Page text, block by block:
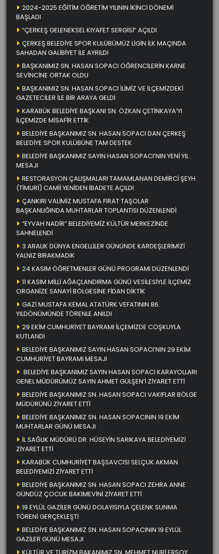
2024-2025 EĞİTİM ÖĞRETİM YILININ İKİNCİ DÖNEMİ
BAŞLADI
“ÇERKEŞ GELENEKSEL KIYAFET SERGİSİ” AÇILDI
ÇERKEŞ BELEDİYE SPOR KULÜBÜMÜZ LİGİN İLK MAÇINDA
SAHADAN GALİBİYET İLE AYRILDI
BAŞKANIMIZ SN. HASAN SOPACI ÖĞRENCİLERİN KARNE
SEVİNCİNE ORTAK OLDU
BAŞKANIMIZ SN. HASAN SOPACI İLİMİZ VE İLÇEMİZDEKİ
GAZETECİLER İLE BİR ARAYA GELDİ
KARABÜK BELEDİYE BAŞKANI SN. ÖZKAN ÇETİNKAYA’YI
İLÇEMİZDE MİSAFİR ETTİK
BELEDİYE BAŞKANIMIZ SN. HASAN SOPACI DAN ÇERKEŞ
BELEDİYE SPOR KULÜBÜNE TAM DESTEK
BELEDİYE BAŞKANIMIZ SAYIN HASAN SOPACI’NIN YENİ YIL
MESAJI
RESTORASYON ÇALIŞMALARI TAMAMLANAN DEMİRCİ ŞEYH
(TİMURİ) CAMİİ YENİDEN İBADETE AÇILDI
ÇANKIRI VALİMİZ MUSTAFA FIRAT TAŞOLAR
BAŞKANLIĞINDA MUHTARLAR TOPLANTISI DÜZENLENDİ
“EYVAH NADİR” BELEDİYEMİZ KÜLTÜR MERKEZİNDE
SAHNELENDİ
3 ARALIK DÜNYA ENGELLİLER GÜNÜNDE KARDEŞLERİMİZİ
YALNIZ BIRAKMADIK
24 KASIM ÖĞRETMENLER GÜNÜ PROGRAMI DÜZENLENDİ
11 KASIM MİLLİ AĞAÇLANDIRMA GÜNÜ VESİLESİYLE İLÇEMİZ
ORGANİZE SANAYİ BÖLGESİNE FİDAN DİKTİK
GAZİ MUSTAFA KEMAL ATATÜRK VEFATININ 86.
YILDÖNÜMÜNDE TÖRENLE ANILDI
29 EKİM CUMHURİYET BAYRAMI İLÇEMİZDE COŞKUYLA
KUTLANDI
BELEDİYE BAŞKANIMIZ SAYIN HASAN SOPACI’NIN 29 EKİM
CUMHURİYET BAYRAMI MESAJI
BELEDİYE BAŞKANIMIZ SAYIN HASAN SOPACI KARAYOLLARI
GENEL MÜDÜRÜMÜZ SAYIN AHMET GÜLŞEN’İ ZİYARET ETTİ
BELEDİYE BAŞKANIMIZ SN. HASAN SOPACI VAKIFLAR BÖLGE
MÜDÜRÜNÜ ZİYARET ETTİ
BELEDİYE BAŞKANIMIZ SN. HASAN SOPACININ 19 EKİM
MUHTARLAR GÜNÜ MESAJI
İL SAĞLIK MÜDÜRÜ DR. HÜSEYİN SARIKAYA BELEDİYEMİZİ
ZİYARET ETTİ
KARABÜK CUMHURİYET BAŞSAVCISI SELÇUK AKMAN
BELEDİYEMİZİ ZİYARET ETTİ
BELEDİYE BAŞKANIMIZ SN. HASAN SOPACI ZEHRA ANNE
GÜNDÜZ ÇOCUK BAKIMEVİNİ ZİYARET ETTİ
19 EYLÜL GAZİLER GÜNÜ DOLAYISIYLA ÇELENK SUNMA
TÖRENİ GERÇEKLEŞTİ
BELEDİYE BAŞKANIMIZ SN. HASAN SOPACININ 19 EYLÜL
GAZİLER GÜNÜ MESAJI